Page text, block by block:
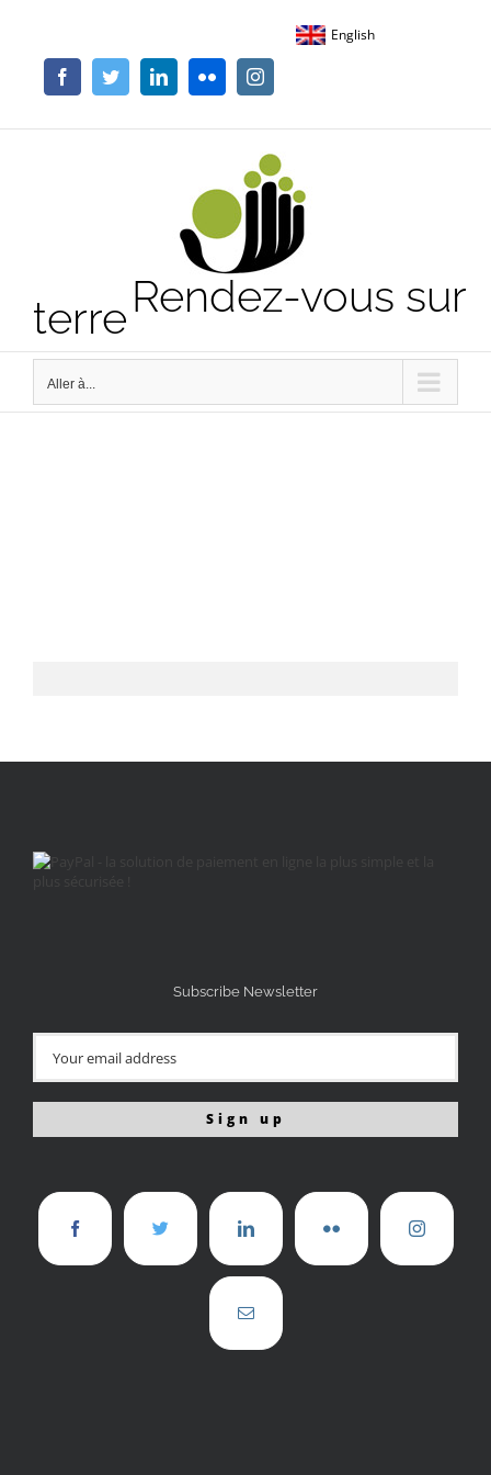
contenu
English
FacebookTwitterLinkedInFlickr Instagram
Rendez-vous sur
terre
Aller à...
Subscribe Newsletter